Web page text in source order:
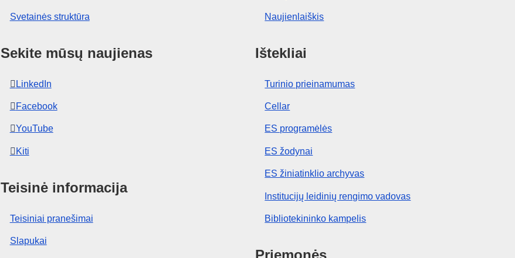
Svetainės struktūra
Sekite mūsų naujienas
LinkedIn
Facebook
YouTube
Kiti
Teisinė informacija
Teisiniai pranešimai
Slapukai
Naujienlaiškis
Ištekliai
Turinio prieinamumas
Cellar
ES programėlės
ES žodynai
ES žiniatinklio archyvas
Institucijų leidinių rengimo vadovas
Bibliotekininko kampelis
Priemonės